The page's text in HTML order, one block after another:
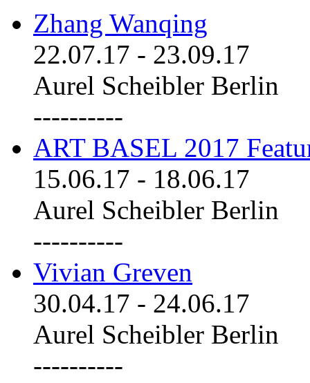
Zhang Wanqing
22.07.17 - 23.09.17
Aurel Scheibler Berlin
----------
ART BASEL 2017
15.06.17 - 18.06.17
Aurel Scheibler Berlin
----------
Vivian Greven
30.04.17 - 24.06.17
Aurel Scheibler Berlin
----------